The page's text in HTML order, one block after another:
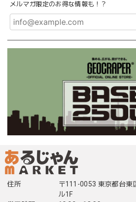
メルマガ限定のお得な情報も！？
住所
〒111-0053 東京都台東
ル1F